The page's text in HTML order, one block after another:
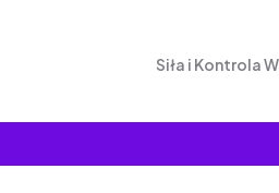
Siła i Kontrola